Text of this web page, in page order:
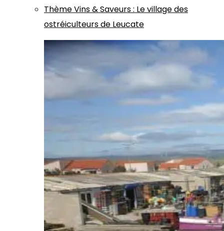
ThèmeVins & Saveurs: Le village des
ostréiculteurs de Leucate